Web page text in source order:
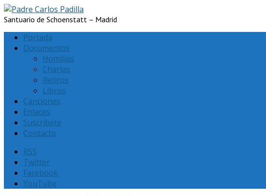
Santuario de Schoenstatt – Madrid
Portada
Documentos
Homilias
Charlas
Retiros
Libros
Canciones
Enlaces
Suscríbete
Contacto
RSS
Twitter
Facebook
YouTube